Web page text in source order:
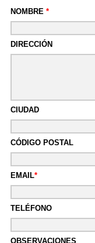
NOMBRE *
DIRECCIÓN
CIUDAD
CÓDIGO POSTAL
EMAIL*
TELÉFONO
OBSERVACIONES